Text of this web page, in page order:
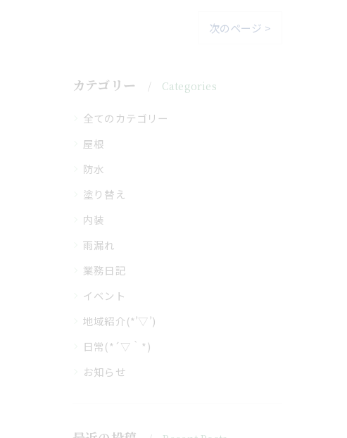
次のページ >
カテゴリー Categories
全てのカテゴリー
屋根
防水
塗り替え
内装
雨漏れ
業務日記
イベント
地域紹介(*’▽’)
日常(*´▽｀*)
お知らせ